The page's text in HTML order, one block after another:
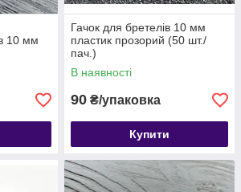
10 мм
Гачок для бретелів 10 мм
пластик прозорий (50 шт./
пач.)
В наявності
90 ₴/упаковка
Купити